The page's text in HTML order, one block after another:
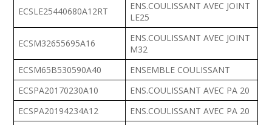
ECSLE25440680A12RT
ENS.COULISSANT AVEC JOINT
LE25
ECSM32655695A16
ENS.COULISSANT AVEC JOINT
M32
ECSM65B530590A40
ENSEMBLE COULISSANT
ECSPA20170230A10
ENS.COULISSANT AVEC PA 20
ECSPA20194234A12
ENS.COULISSANT AVEC PA 20